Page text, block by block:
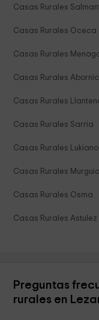
Casas Rurales
Casas Rurales Oceca
Casas Rurales
Casas Rurales
Casas Rurales
Casas Rurales Sarria
Casas Rurales Lukiano
Casas Rurales Murguia
Casas Rurales Osma
Casas Rurales Astulez
Preguntas
rurales en